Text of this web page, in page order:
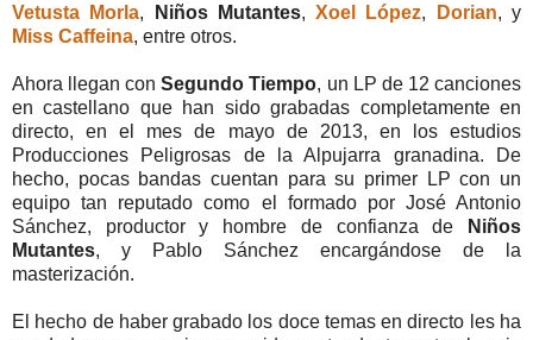
Vetusta Morla, Niños Mutantes,Xoel López, Dorian, y
Miss Caffeina, entre otros.
Ahora llegan conSegundo Tiempo, un LP de 12 canciones
en castellano que han sido grabadas completamente en
directo, en el mes de mayo de 2013, en los estudios
Producciones Peligrosas de la Alpujarra granadina. De
hecho, pocas bandas cuentan para su primer LP con un
equipo tan reputado como el formado por José Antonio
Sánchez, productor y hombre de confianza de
Niños
Mutantes, y Pablo Sánchez encargándose de la
masterización.
El hecho de haber grabado los doce temas en directo les ha